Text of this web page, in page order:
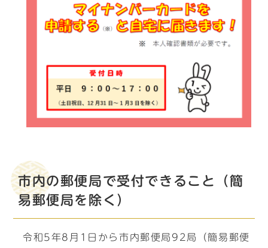
市内の郵便局で受付できること（簡
易郵便局を除く）
令和5年8月1日から市内郵便局92局（簡易郵便